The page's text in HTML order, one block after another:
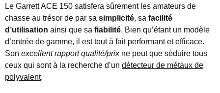
Le Garrett ACE 150 satisfera sûrement les amateurs de
chasse au trésor de par sa simplicité, sa facilité
d’utilisation ainsi que sa fiabilité. Bien qu’étant un modèle
d’entrée de gamme, il est tout à fait performant et efficace.
Son excellent rapport qualité/prixne peut que séduire tous
ceux qui sont à la recherche d’un détecteur de métaux de
polyvalent.